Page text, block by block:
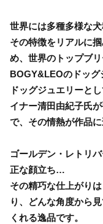
世界には多種多様な
その特徴をリアルに
め、世界のトップブ
BOGY&LEOのドッグ
ドッグジュエリーと
イナー清田由紀子氏
で、その情熱が作品に
ゴールデン・レトリ
正な顔立ち…
その精巧な仕上がり
り、どんな角度から
くれる逸品です。